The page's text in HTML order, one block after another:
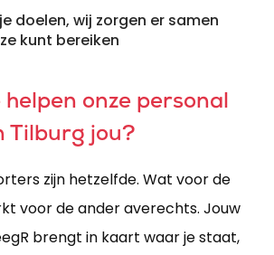
doelen, wij zorgen er samen
kunt bereiken
onze personal
Tilburg jou?
zijn hetzelfde. Wat voor de
voor de ander averechts. Jouw
brengt in kaart waar je staat,